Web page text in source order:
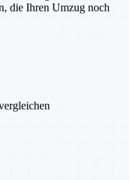
die Ihren Umzug noch